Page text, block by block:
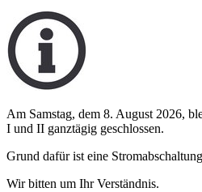
Am Samstag, dem 8. August 2026,
I und II ganztägig geschlossen.
Grund dafür ist eine
Wir bitten um Ihr Verständnis.